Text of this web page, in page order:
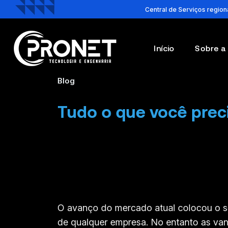
Central de Serviços
Início Sobre
Blog
Tudo o que você
O avanço do mercado atual colocou o
de qualquer empresa. No entanto as